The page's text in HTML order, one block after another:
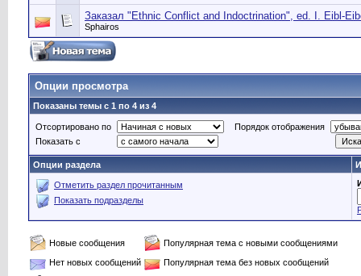
Заказал "Ethnic Conflict and Indoctrination", ed. I. Eibl-
Sphairos
Опции просмотра
Показаны темы с 1 по 4 из 4
Отсортировано по
Порядок отображения
Показать с
Опции раздела
Отметить раздел прочитанным
Показать подразделы
Новые сообщения
Популярная тема с новыми сообщениями
Нет новых сообщений
Популярная тема без новых сообщений